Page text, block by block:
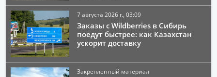
7 августа 2026 г., 03:09
Заказы с Wildberries в Сибирь
поедут быстрее: как Казахстан
ускорит доставку
Закрепленный материал